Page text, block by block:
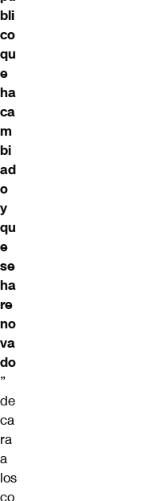
bli
co
qu
e
ha
ca
m
bi
ad
o
y
qu
e
se
ha
re
no
va
do
”
de
ca
ra
a
los
co